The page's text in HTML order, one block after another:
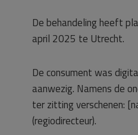
De behandeling heeft
april 2025 te Utrecht.
De consument was
aanwezig. Namens de
ter zitting verschenen:
(regiodirecteur).